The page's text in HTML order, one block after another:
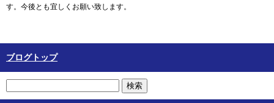
す。今後とも宜しくお願い致します。
ブログトップ